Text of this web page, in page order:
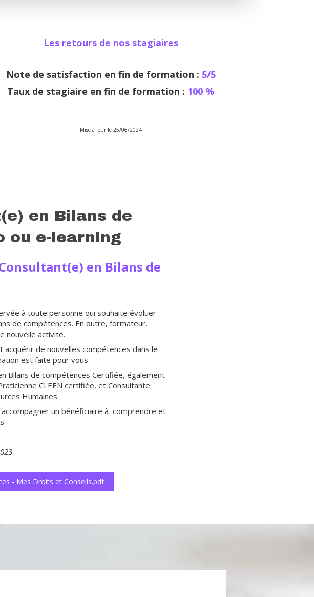
Les retours de nos stagiaires
Note de satisfaction en fin de formation : 5/5
Taux de stagiaire en fin de formation : 100 %
Mise à jour le 25/06/2024
en Bilans de
ou e-learning
en Bilans de
à toute personne qui souhaite évoluer
de compétences. En outre, formateur,
nouvelle activité.
de nouvelles compétences dans le
est faite pour vous.
Bilans de compétences Certifiée, également
CLEEN certifiée, et Consultante
Humaines.
un bénéficiaire à comprendre et
- Mes Droits et Conseils.pdf